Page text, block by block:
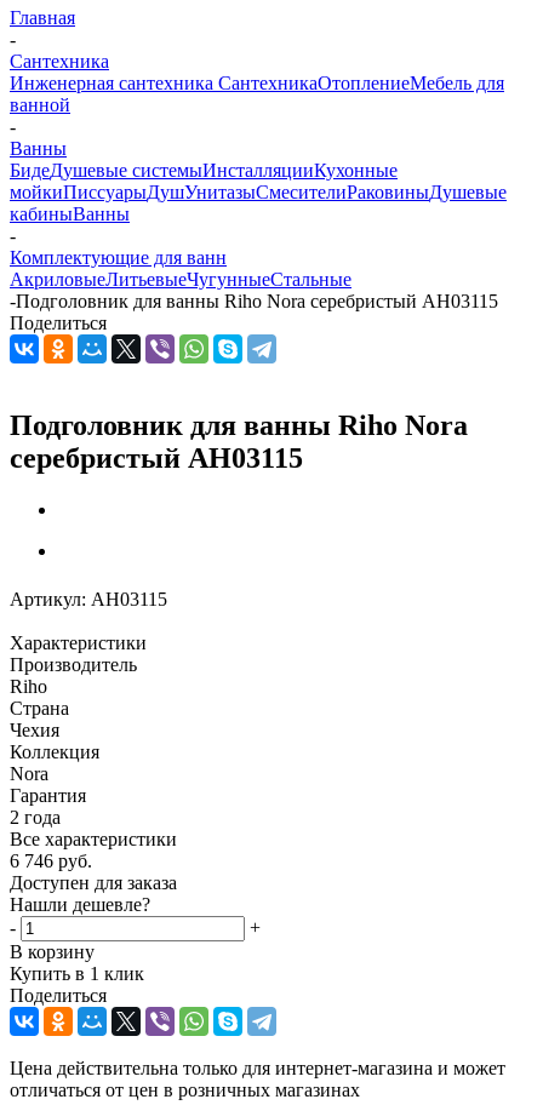
Главная
-
Сантехника
Инженерная сантехника СантехникаОтоплениеМебель для
ванной
-
Ванны
БидеДушевые системыИнсталляцииКухонные
мойкиПиссуарыДушУнитазыСмесителиРаковиныДушевые
кабиныВанны
-
Комплектующие для ванн
АкриловыеЛитьевыеЧугунныеСтальные
-Подголовник для ванны Riho Nora серебристый AH03115
Поделиться
Подголовник для ванны Riho Nora
серебристый AH03115
Артикул: AH03115
Характеристики
Производитель
Riho
Страна
Чехия
Коллекция
Nora
Гарантия
2 года
Все характеристики
6 746 руб.
Доступен для заказа
Нашли дешевле?
-
+
В корзину
Купить в 1 клик
Поделиться
Цена действительна только для интернет-магазина и может
отличаться от цен в розничных магазинах